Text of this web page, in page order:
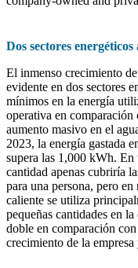
Dos sectores
El inmenso crecimiento
evidente en dos sectores
mínimos en la energía
operativa en
aumento masivo en el
2023, la energía gastada
supera las 1,000 kWh.
cantidad apenas cubriría
para una persona, pero
caliente se utiliza
pequeñas cantidades en
doble en comparación
crecimiento de la